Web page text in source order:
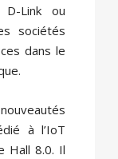
D-Link ou
sociétés
dans le
à l’IoT
Hall 8.0. Il